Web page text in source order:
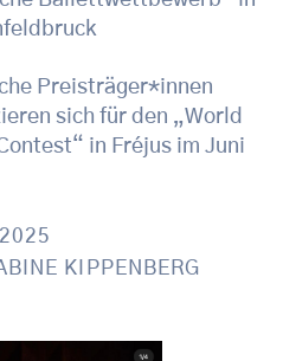
Preisträger*innen
sich für den „World
in Fréjus im Juni
KIPPENBERG